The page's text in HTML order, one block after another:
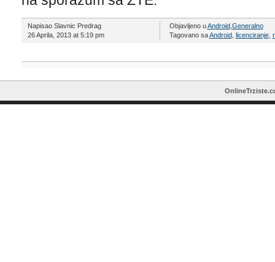
Napisao Slavnic Predrag
26 Aprila, 2013 at 5:19 pm
Objavljeno uAndroid, Generalno
Tagovano saAndroid, licenciranje,